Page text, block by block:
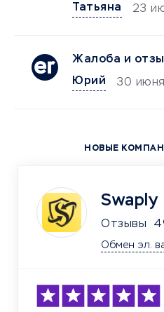
Татьяна
23
Жалоба и
Юрий
30
НОВЫЕ
Swaply
Отзывы
Обмен эл.